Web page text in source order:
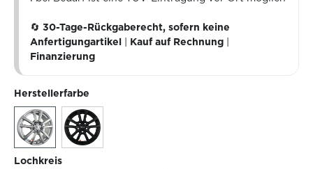
🔄30-Tage-Rückgaberecht, sofern keine
Anfertigungartikel
Kauf auf Rechnung
Finanzierung
Herstellerfarbe
Lochkreis